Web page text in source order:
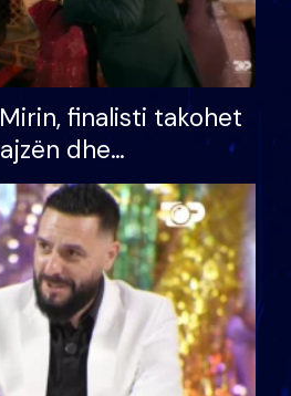
finalisti takohet
dhe
S’kemi ndonjë letër